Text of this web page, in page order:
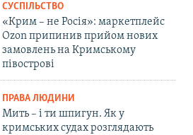
СУСПІЛЬСТВО
«Крим – не Росія»: маркетплейс
Ozon припинив прийом нових
замовлень на Кримському
півострові
ПРАВА ЛЮДИНИ
Мить – і ти шпигун. Як у
кримських судах розглядають